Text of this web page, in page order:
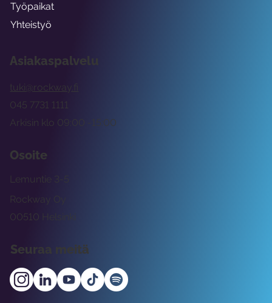
Asiakaspalvelu
tuki@rockway.fi
Arkisin klo 09:00 -15:00
045 7731 1111
Osoite
Rockway Oy
Lemuntie 3-5
00510 Helsinki
Seuraa meitä
Työpaikat
Yhteistyö